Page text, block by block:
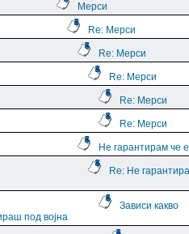
Мерси
Re: Мерси
Re: Мерси
Re: Мерси
Re: Мерси
Re: Мерси
Не гарантирам че
Re: Не
Зависи какво
под војна